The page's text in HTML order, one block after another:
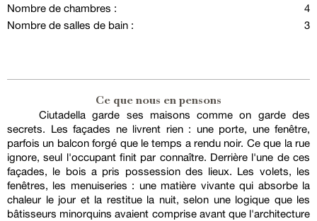
Nombre de chambres :
4
Nombre de salles de bain :
3
Ce que nous en pensons
Ciutadella garde ses maisons comme on garde des
secrets. Les façades ne livrent rien : une porte, une fenêtre,
parfois un balcon forgé que le temps a rendu noir. Ce que la rue
ignore, seul l'occupant finit par connaître. Derrière l'une de ces
façades, le bois a pris possession des lieux. Les volets, les
fenêtres, les menuiseries : une matière vivante qui absorbe la
chaleur le jour et la restitue la nuit, selon une logique que les
bâtisseurs minorquins avaient comprise avant que l'architecture